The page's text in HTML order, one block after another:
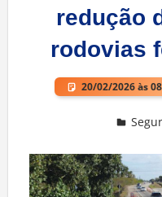
redução
rodovias
20/02/2026 às